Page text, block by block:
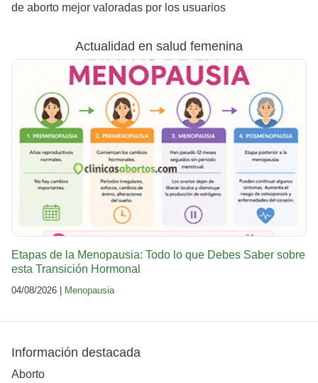
de aborto mejor valoradas por los usuarios
Actualidad en salud femenina
Etapas de la Menopausia: Todo lo que Debes Saber sobre
esta Transición Hormonal
04/08/2026 | Menopausia
Información destacada
Aborto